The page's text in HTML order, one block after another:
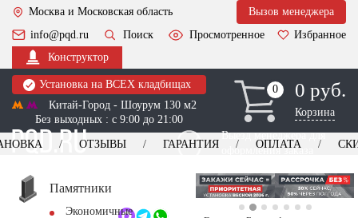
Москва и Московская область
Вызов менеджера
info@pqd.ru
Поиск Просмотренное
Избранное
Конструктор
Установка на ВСЕХ кладбищах
Китай-Город - Шоурум 130 м2
Без выходных : с 9:00 до 21:00
0
0 0 руб.
Корзина
Выезд менеджера для
оформления заказа
+7 (495) 518-44-23
Обратный звонок
ОТЗЫВЫ ГАРАНТИЯ ОПЛАТА
Памятники
Экономичные